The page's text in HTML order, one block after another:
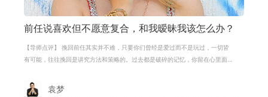
前任说喜欢但不愿意复合，和我暧昧我该怎么办？
【导师点评】 挽回前任其实并不难，只要你们曾经是爱过而不是玩过，一切皆
有可能，往往挽回是讲究方法和策略的。过去都是破碎的记忆，你留在心里面
袁梦